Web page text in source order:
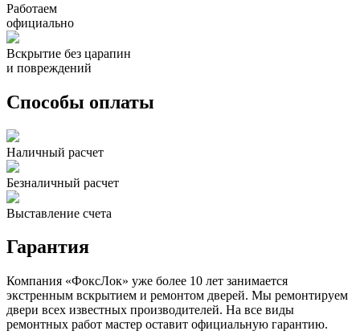
Работаем
официально
Вскрытие без царапин
и повреждений
Способы оплаты
Наличный расчет
Безналичный расчет
Выставление счета
Гарантия
Компания «ФоксЛок» уже более 10 лет занимается
экстренным вскрытием и ремонтом дверей. Мы ремонтируем
двери всех известных производителей. На все виды
ремонтных работ мастер оставит официальную гарантию.